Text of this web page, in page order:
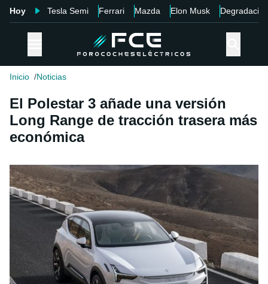
Hoy Tesla Semi Ferrari Mazda Elon Musk Degradación
Inicio Noticias
El Polestar 3 añade una versión
Long Range de tracción trasera más
económica